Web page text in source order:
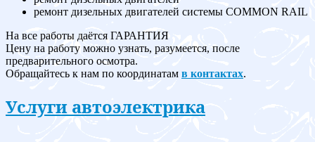
ремонт дизельных двигателей системы COMMON RAIL
На все работы даётся ГАРАНТИЯ
Цену на работу можно узнать, разумеется, после
предварительного осмотра.
Обращайтесь к нам по координатам в контактах.
Услуги автоэлектрика